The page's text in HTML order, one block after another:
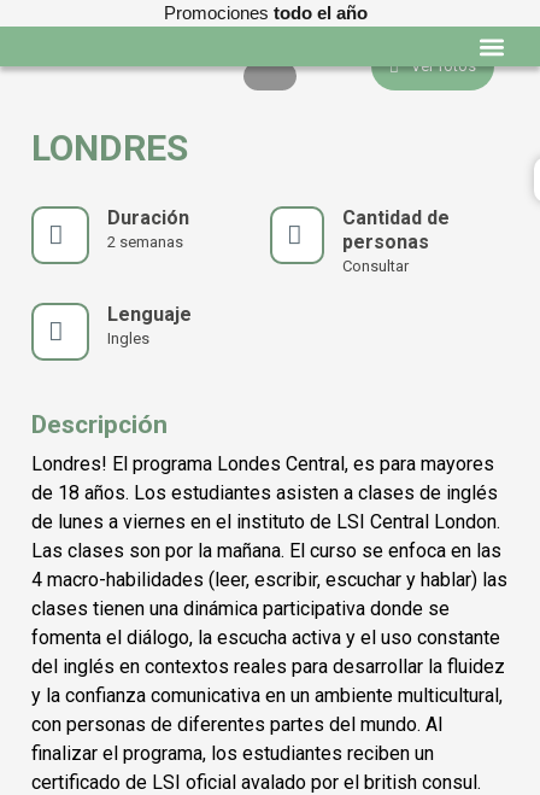
Promociones todo el año
Ver fotos
LONDRES
Duración
2 semanas
Cantidad de
personas
Consultar
Lenguaje
Ingles
Descripción
Londres! El programa Londes Central, es para mayores
de 18 años. Los estudiantes asisten a clases de inglés
de lunes a viernes en el instituto de LSI Central London.
Las clases son por la mañana. El curso se enfoca en las
4 macro-habilidades (leer, escribir, escuchar y hablar) las
clases tienen una dinámica participativa donde se
fomenta el diálogo, la escucha activa y el uso constante
del inglés en contextos reales para desarrollar la fluidez
y la confianza comunicativa en un ambiente multicultural,
con personas de diferentes partes del mundo. Al
finalizar el programa, los estudiantes reciben un
certificado de LSI oficial avalado por el british consul.